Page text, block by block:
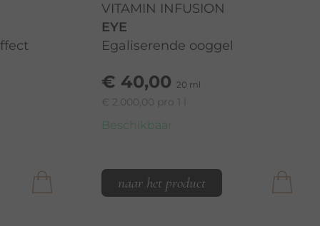
VITAMIN INFUSION
EYE
Egaliserende ooggel
€ 40,00 20 ml
€ 2.000,00 pro 1 l
Beschikbaar
naar het product